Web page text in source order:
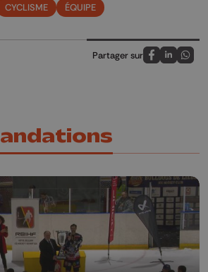
CYCLISME ÉQUIPE
Partager sur
Partagez sur
Partagez